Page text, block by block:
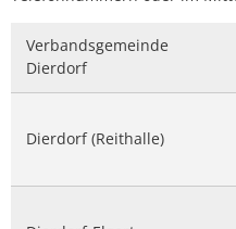
Verbandsgemeinde
Dierdorf
Dierdorf (Reithalle)